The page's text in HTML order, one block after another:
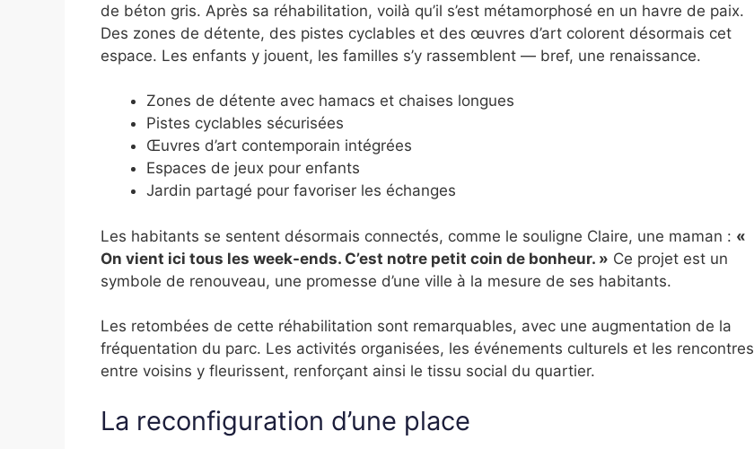
de béton gris. Après sa réhabilitation, voilà qu’il s’est métamorphosé en un havre de paix.
Des zones de détente, des pistes cyclables et des œuvres d’art colorent désormais cet
espace. Les enfants y jouent, les familles s’y rassemblent — bref, une renaissance.
Zones de détente avec hamacs et chaises longues
Pistes cyclables sécurisées
Œuvres d’art contemporain intégrées
Espaces de jeux pour enfants
Jardin partagé pour favoriser les échanges
Les habitants se sentent désormais connectés, comme le souligne Claire, une maman : «
On vient ici tous les week-ends. C’est notre petit coin de bonheur. » Ce projet est un
symbole de renouveau, une promesse d’une ville à la mesure de ses habitants.
Les retombées de cette réhabilitation sont remarquables, avec une augmentation de la
fréquentation du parc. Les activités organisées, les événements culturels et les rencontres
entre voisins y fleurissent, renforçant ainsi le tissu social du quartier.
La reconfiguration d’une place